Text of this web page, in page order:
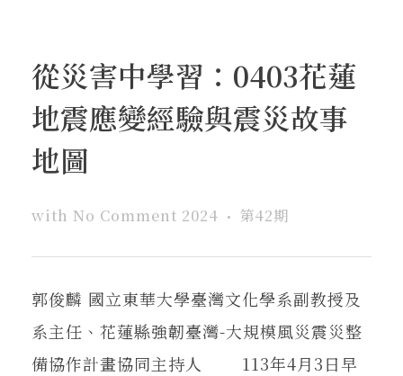
從災害中學習：0403花蓮
地震應變經驗與震災故事
地圖
with No Comment 2024 第42期
郭俊麟 國立東華大學臺灣文化學系副教授及
系主任、花蓮縣強韌臺灣-大規模風災震災整
備協作計畫協同主持人 113年4月3日早